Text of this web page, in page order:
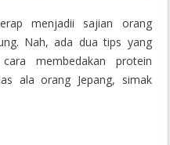
menjadii sajian orang
Nah, ada dua tips yang
membedakan protein
ala orang Jepang, simak